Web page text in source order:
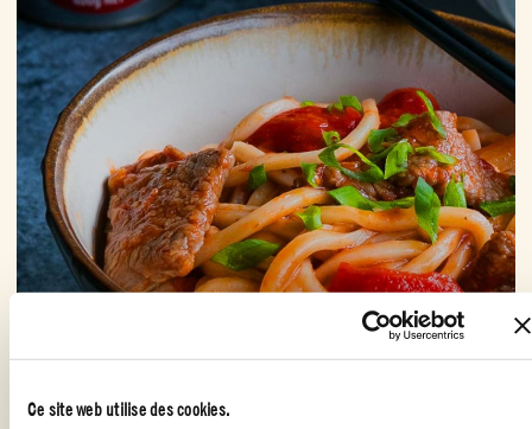
Ce site web utilise des cookies.